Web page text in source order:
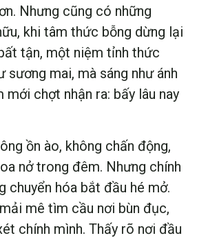
Nhưng cũng có những
khi tâm thức bỗng dừng lại
tận, một niệm tỉnh thức
sương mai, mà sáng như ánh
mới chợt nhận ra: bấy lâu nay
ồn ào, không chấn động,
nở trong đêm. Nhưng chính
chuyển hóa bắt đầu hé mở.
mê tìm cầu nơi bùn đục,
chính mình. Thấy rõ nơi đầu